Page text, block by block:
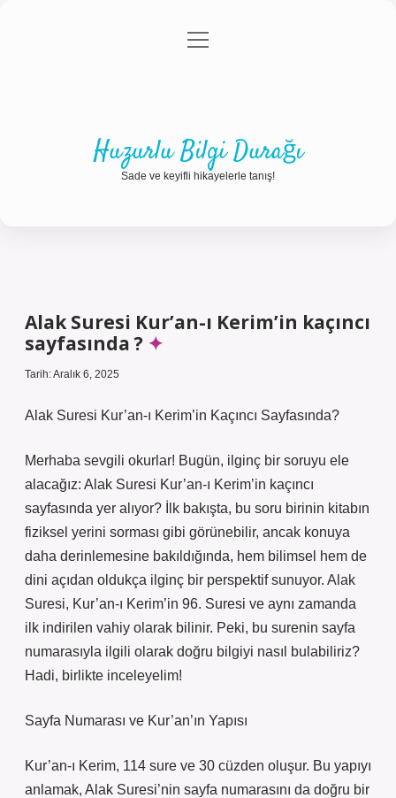
Gizlilik Politikası
menüyü
Huzurlu Bilgi Durağı
Sade ve keyifli hikayelerle tanış!
Alak Suresi Kur’an-ı Kerim’in kaçıncı
sayfasında ?
Tarih: Aralık 6, 2025
Alak Suresi Kur’an-ı Kerim’in Kaçıncı Sayfasında?
Merhaba sevgili okurlar! Bugün, ilginç bir soruyu ele
alacağız: Alak Suresi Kur’an-ı Kerim’in kaçıncı
sayfasında yer alıyor? İlk bakışta, bu soru birinin kitabın
fiziksel yerini sorması gibi görünebilir, ancak konuya
daha derinlemesine bakıldığında, hem bilimsel hem de
dini açıdan oldukça ilginç bir perspektif sunuyor. Alak
Suresi, Kur’an-ı Kerim’in 96. Suresi ve aynı zamanda
ilk indirilen vahiy olarak bilinir. Peki, bu surenin sayfa
numarasıyla ilgili olarak doğru bilgiyi nasıl bulabiliriz?
Hadi, birlikte inceleyelim!
Sayfa Numarası ve Kur’an’ın Yapısı
Kur’an-ı Kerim, 114 sure ve 30 cüzden oluşur. Bu yapıyı
anlamak, Alak Suresi’nin sayfa numarasını da doğru bir